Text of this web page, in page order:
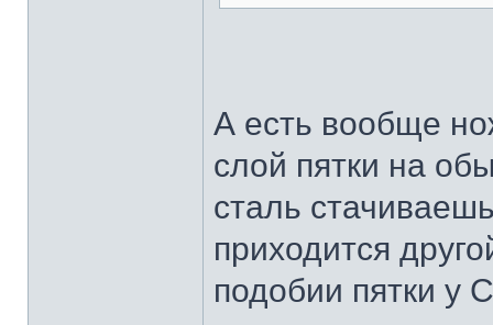
А есть вообще
слой пятки на
сталь
приходится
подобии пятки у